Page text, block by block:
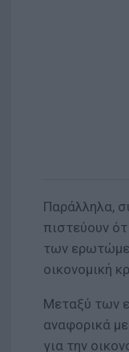
Παράλληλα,
πιστεύουν
των
οικονομική
Μεταξύ των
αναφορικά
για την